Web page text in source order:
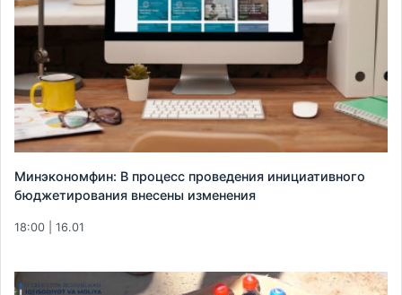
Минэкономфин: В процесс проведения инициативного
бюджетирования внесены изменения
18:00 | 16.01